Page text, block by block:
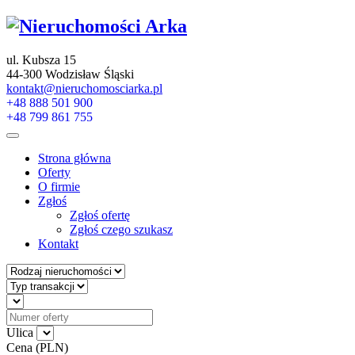
ul. Kubsza 15
44-300 Wodzisław Śląski
kontakt@nieruchomosciarka.pl
+48 888 501 900
+48 799 861 755
Strona główna
Oferty
O firmie
Zgłoś
Zgłoś ofertę
Zgłoś czego szukasz
Kontakt
Ulica
Cena (PLN)